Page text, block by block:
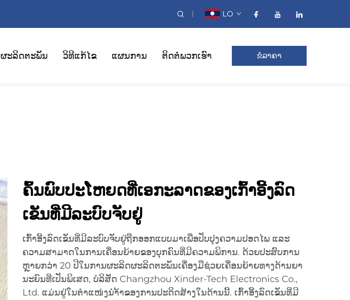
LO
ຜະລິດຕະພັນ ວິທີແກ້ໄຂ ແຜນການ ຕິດຕໍ່ພວກເຮົາ ຂໍລາຄາ
ຄົ້ນພົບປະໂຫຍດທີ່ເອກະລາດຂອງເກົ້າອີ້ງລົດ
ເຂັນທີ່ມີລະບົບຈັບຢູ່
ເກົ້າອີ້ງລົດເຂັນທີ່ມີລະບົບຈັບຢູ່ຖືກອອກແບບມາເພື່ອປັບປຸງຄວາມປອດໄພ ແລະ
ຄວາມສາມາດໃນການເຄື່ອນຍ້າຍຂອງບຸກຄົນທີ່ມີຄວາມພິການ. ດ້ວຍປະສົບການ
ຫຼາຍກວ່າ 20 ປີໃນການຜະລິດຜະລິດຕະພັນເຄື່ອງມືຊ່ວຍເຄື່ອນຍ້າຍທາງດ້ານຍາ
ນະຍົນທີ່ເປັນພິເສດ, ບໍລິສັດ Changzhou Xinder-Tech Electronics Co.,
Ltd. ແມ່ນຢູ່ໃນຕຳແໜ່ງນຳ້້າຂອງການປະດິດສ້າງໃນດ້ານນີ້. ເກົ້າອີ້ງລົດເຂັນທີ່ມີ